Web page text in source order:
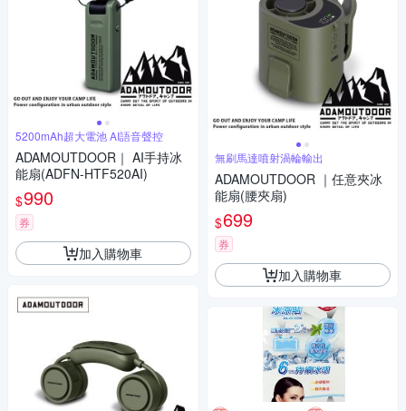
5200mAh超大電池 AI語音聲控
ADAMOUTDOOR｜ AI手持冰
能扇(ADFN-HTF520AI)
$990
券
加入購物車
無刷馬達噴射渦輪輸出
ADAMOUTDOOR ｜任意夾冰
能扇(腰夾扇)
$699
券
加入購物車